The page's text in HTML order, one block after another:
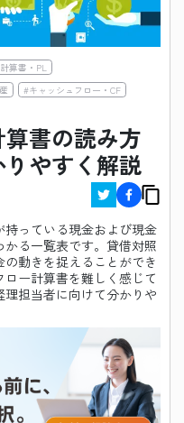
算書・PL
#キャッシュフロー・CF
書の読み方
やすく解説
っている現金および現金
る一覧表です。貸借対照
動きを捉えることができ
ー計算書を難しく感じて
担当者に向けて分かりや